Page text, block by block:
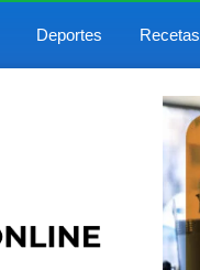
Deportes Recetas